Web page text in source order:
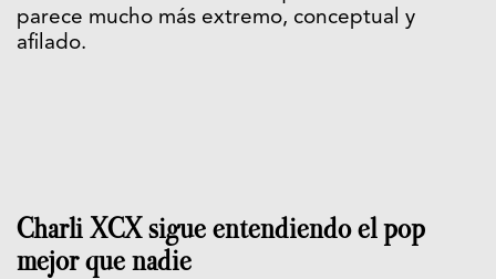
parece mucho más extremo, conceptual y
afilado.
Charli XCX sigue entendiendo el pop
mejor que nadie